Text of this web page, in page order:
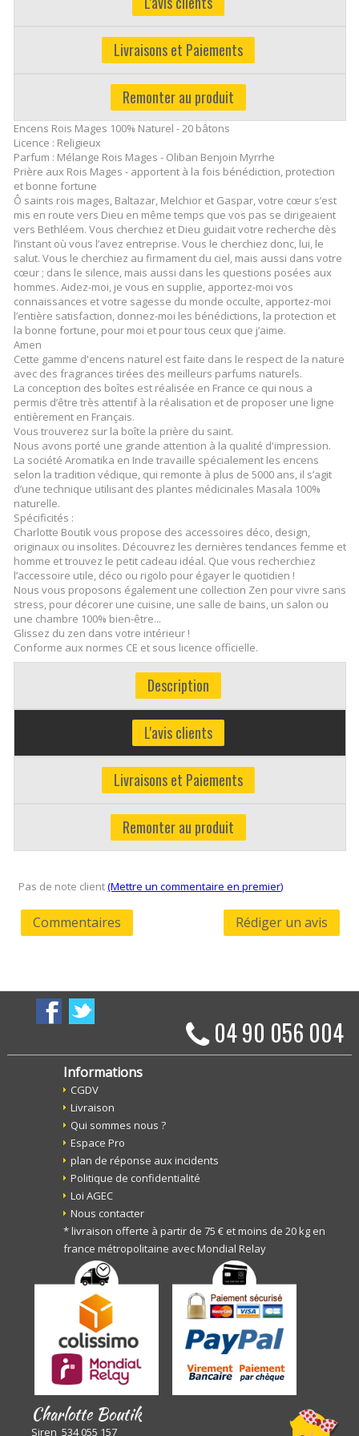
Livraisons et Paiements
Remonter au produit
Encens Rois Mages 100% Naturel - 20 bâtons
Licence : Religieux
Parfum : Mélange Rois Mages - Oliban Benjoin Myrrhe
Prière aux Rois Mages - apportent à la fois bénédiction, protection
et bonne fortune
Ô saints rois mages, Baltazar, Melchior et Gaspar, votre cœur s’est
mis en route vers Dieu en même temps que vos pas se dirigeaient
vers Bethléem. Vous cherchiez et Dieu guidait votre recherche dès
l’instant où vous l’avez entreprise. Vous le cherchiez donc, lui, le
salut. Vous le cherchiez au firmament du ciel, mais aussi dans votre
cœur ; dans le silence, mais aussi dans les questions posées aux
hommes. Aidez-moi, je vous en supplie, apportez-moi vos
connaissances et votre sagesse du monde occulte, apportez-moi
l’entière satisfaction, donnez-moi les bénédictions, la protection et
la bonne fortune, pour moi et pour tous ceux que j’aime.
Amen
Cette gamme d'encens naturel est faite dans le respect de la nature
avec des fragrances tirées des meilleurs parfums naturels.
La conception des boîtes est réalisée en France ce qui nous a
permis d’être très attentif à la réalisation et de proposer une ligne
entièrement en Français.
Vous trouverez sur la boîte la prière du saint.
Nous avons porté une grande attention à la qualité d'impression.
La société Aromatika en Inde travaille spécialement les encens
selon la tradition védique, qui remonte à plus de 5000 ans, il s’agit
d’une technique utilisant des plantes médicinales Masala 100%
naturelle.
Spécificités :
Charlotte Boutik vous propose des accessoires déco, design,
originaux ou insolites. Découvrez les dernières tendances femme et
homme et trouvez le petit cadeau idéal. Que vous recherchiez
l’accessoire utile, déco ou rigolo pour égayer le quotidien !
Nous vous proposons également une collection Zen pour vivre sans
stress, pour décorer une cuisine, une salle de bains, un salon ou
une chambre 100% bien-être...
Glissez du zen dans votre intérieur !
Conforme aux normes CE et sous licence officielle.
Description
L'avis clients
Livraisons et Paiements
Remonter au produit
Pas de note client(Mettre un commentaire en premier)
Commentaires Rédiger un avis
04 90 056 004
Informations
CGDV
Livraison
Qui sommes nous ?
Espace Pro
plan de réponse aux incidents
Politique de confidentialité
Loi AGEC
Nous contacter
* livraison offerte à partir de 75 € et moins de 20 kg en
france métropolitaine avec Mondial Relay
Charlotte Boutik
Siren 534 055 157